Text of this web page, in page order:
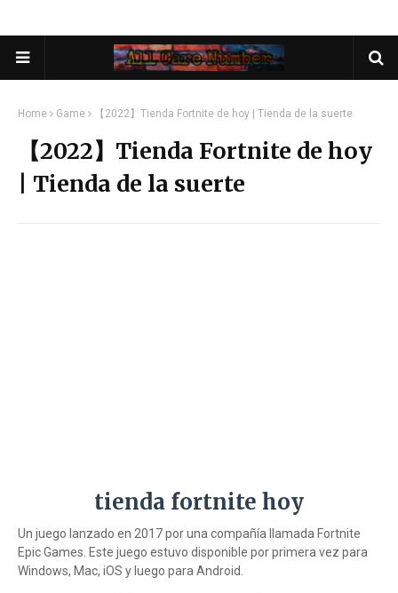
Home Game 【2022】Tienda Fortnite de hoy | Tienda de la suerte
【2022】Tienda Fortnite de hoy
| Tienda de la suerte
tienda fortnite hoy
Un juego lanzado en 2017 por una compañía llamada Fortnite
Epic Games. Este juego estuvo disponible por primera vez para
Windows, Mac, iOS y luego para Android.